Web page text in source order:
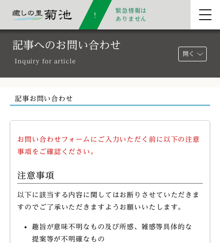
緊急情報は
ありません
記事へのお問い合わせ
Inquiry for article
開く
記事お問い合わせ
お問い合わせフォームにご入力いただく前に以下の注意
事項をご確認ください。
注意事項
以下に該当する内容に関してはお断りさせていただきま
すのでご了承いただきますようお願いいたします。
趣旨が意味不明なもの及び所感、雑感等具体的な
提案等が不明確なもの